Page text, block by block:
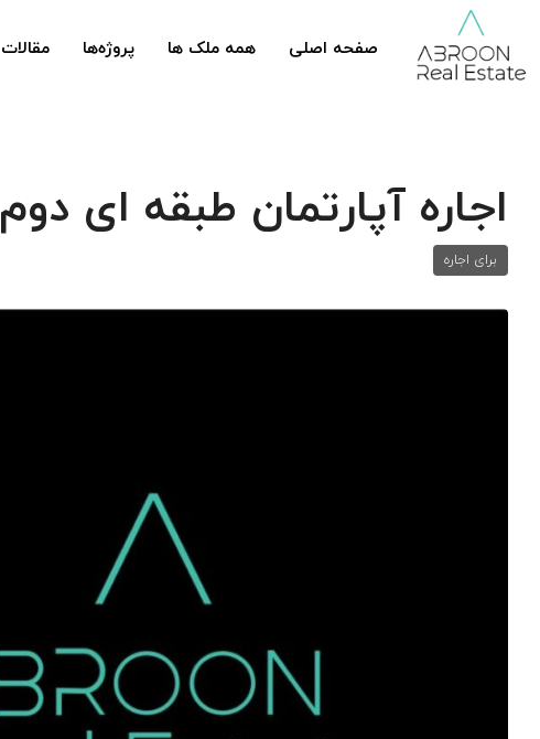
صفحه اصلی همه ملک ها پروژه‌ها مقالات
اجاره آ‌پارتمان طبقه ای دوم
برای اجاره